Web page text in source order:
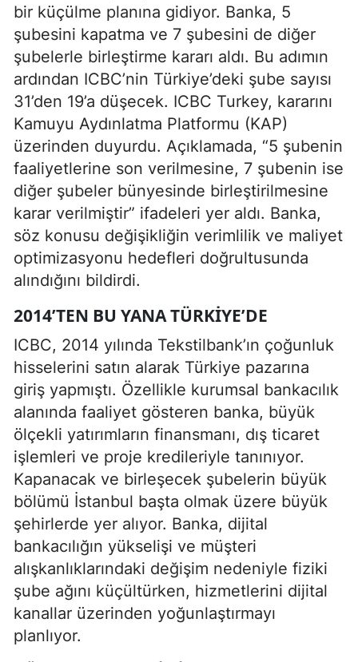
bir küçülme planına gidiyor. Banka, 5
şubesini kapatma ve 7 şubesini de diğer
şubelerle birleştirme kararı aldı. Bu adımın
ardından ICBC’nin Türkiye’deki şube sayısı
31’den 19’a düşecek. ICBC Turkey, kararını
Kamuyu Aydınlatma Platformu (KAP)
üzerinden duyurdu. Açıklamada, “5 şubenin
faaliyetlerine son verilmesine, 7 şubenin ise
diğer şubeler bünyesinde birleştirilmesine
karar verilmiştir” ifadeleri yer aldı. Banka,
söz konusu değişikliğin verimlilik ve maliyet
optimizasyonu hedefleri doğrultusunda
alındığını bildirdi.
2014’TEN BU YANA TÜRKIYE’DE
ICBC, 2014 yılında Tekstilbank’ın çoğunluk
hisselerini satın alarak Türkiye pazarına
giriş yapmıştı. Özellikle kurumsal bankacılık
alanında faaliyet gösteren banka, büyük
ölçekli yatırımların finansmanı, dış ticaret
işlemleri ve proje kredileriyle tanınıyor.
Kapanacak ve birleşecek şubelerin büyük
bölümü İstanbul başta olmak üzere büyük
şehirlerde yer alıyor. Banka, dijital
bankacılığın yükselişi ve müşteri
alışkanlıklarındaki değişim nedeniyle fiziki
şube ağını küçültürken, hizmetlerini dijital
kanallar üzerinden yoğunlaştırmayı
planlıyor.